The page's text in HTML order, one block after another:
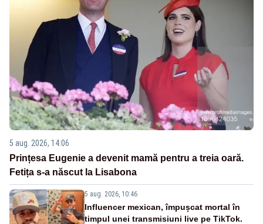
5 aug. 2026, 14:06
Prințesa Eugenie a devenit mamă pentru a treia oară.
Fetița s-a născut la Lisabona
5 aug. 2026, 10:46
Influencer mexican, împușcat mortal în
timpul unei transmisiuni live pe TikTok.